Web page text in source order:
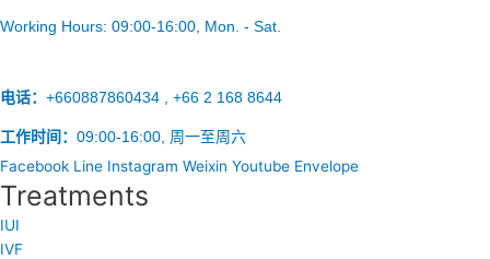
Working Hours: 09:00-16:00 , Mon. - Sat.
电话： +660887860434 , +66 2 168 8644
工作时间： 09:00-16:00, 周一至周六
Facebook Line Instagram Weixin Youtube Envelope
Treatments
IUI
IVF